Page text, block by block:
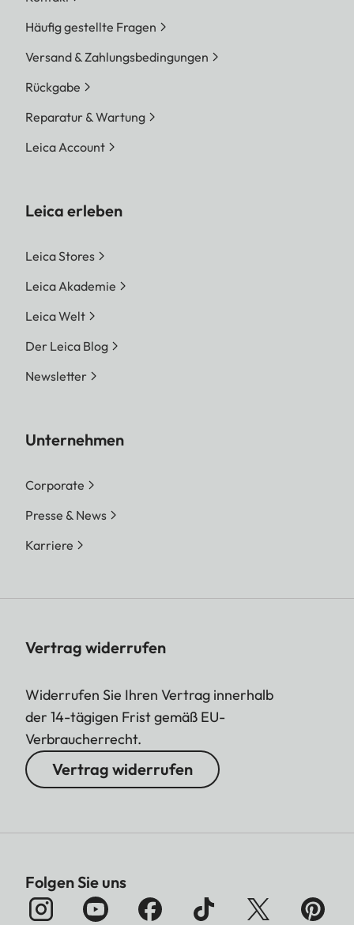
Häufig gestellte Fragen
Versand & Zahlungsbedingungen
Rückgabe
Reparatur & Wartung
Leica Account
Leica erleben
Leica Stores
Leica Akademie
Leica Welt
Der Leica Blog
Newsletter
Unternehmen
Corporate
Presse & News
Karriere
Vertrag widerrufen
Widerrufen Sie Ihren Vertrag innerhalb
der 14-tägigen Frist gemäß EU-
Verbraucherrecht.
Vertrag widerrufen
Folgen Sie uns